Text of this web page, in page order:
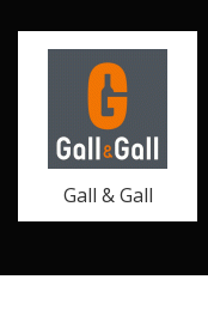
Gall & Gall